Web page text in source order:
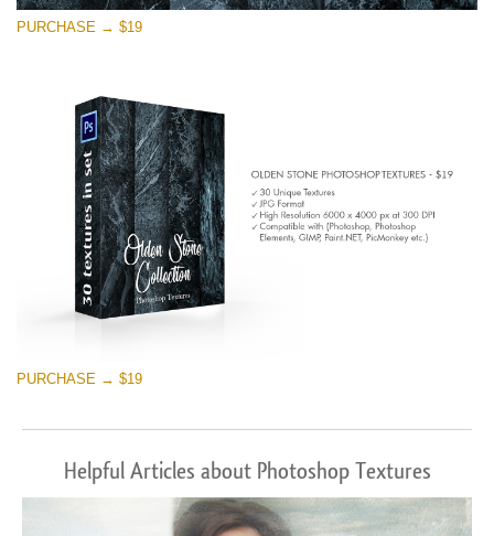
無料ダウンロード
PURCHASE → $19
PURCHASE → $19
Helpful Articles about Photoshop Textures